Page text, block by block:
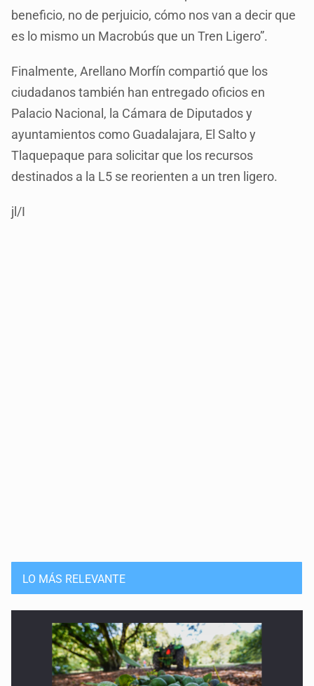
beneficio, no de perjuicio, cómo nos van a decir que
es lo mismo un Macrobús que un Tren Ligero”.
Finalmente, Arellano Morfín compartió que los
ciudadanos también han entregado oficios en
Palacio Nacional, la Cámara de Diputados y
ayuntamientos como Guadalajara, El Salto y
Tlaquepaque para solicitar que los recursos
destinados a la L5 se reorienten a un tren ligero.
jl/I
LO MÁS RELEVANTE